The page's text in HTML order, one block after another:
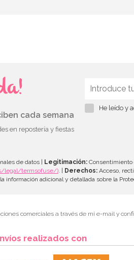
cada semana
en repostería y fiestas
He leído y
de datos | Legitimación: Consentimiento
legal/termsofuse/) . | Derechos: Acceso,
información adicional y detallada sobre la
comerciales a través de mi e-mail y
realizados con